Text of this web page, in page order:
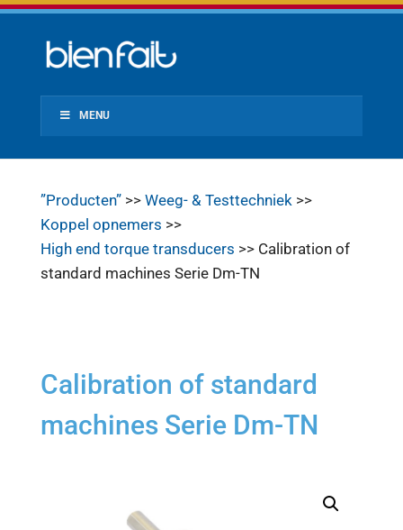
MENU
”Producten”>> Weeg- & Testtechniek>>
Koppel opnemers >>
High end torque transducers >> Calibration of
standard machines Serie Dm-TN
Calibration of standard
machines Serie Dm-TN